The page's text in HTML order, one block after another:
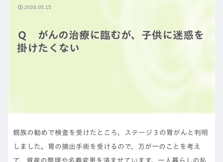
Ｑ がんの治療に臨むが、子供に迷惑を
掛けたくない
2026.05.15
親族の勧めで検査を受けたところ、ステージ３の胃がんと判明
しました。胃の摘出手術を受けるので、万が一のことを考え
て、資産の整理や名義変更を済ませています。一人暮らしの私